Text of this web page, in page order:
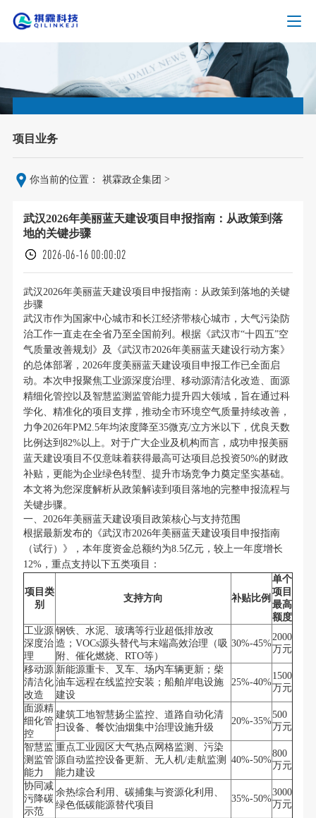
项目业务
你当前的位置： 祺霖政企集团 >
武汉2026年美丽蓝天建设项目申报指南：从政策到落
地的关键步骤
2026-06-16 00:00:02
武汉2026年美丽蓝天建设项目申报指南：从政策到落地的关键
步骤
武汉市作为国家中心城市和长江经济带核心城市，大气污染防
治工作一直走在全省乃至全国前列。根据《武汉市“十四五”空
气质量改善规划》及《武汉市2026年美丽蓝天建设行动方案》
的总体部署，2026年度美丽蓝天建设项目申报工作已全面启
动。本次申报聚焦工业源深度治理、移动源清洁化改造、面源
精细化管控以及智慧监测监管能力提升四大领域，旨在通过科
学化、精准化的项目支撑，推动全市环境空气质量持续改善，
力争2026年PM2.5年均浓度降至35微克/立方米以下，优良天数
比例达到82%以上。对于广大企业及机构而言，成功申报美丽
蓝天建设项目不仅意味着获得最高可达项目总投资50%的财政
补贴，更能为企业绿色转型、提升市场竞争力奠定坚实基础。
本文将为您深度解析从政策解读到项目落地的完整申报流程与
关键步骤。
一、2026年美丽蓝天建设项目政策核心与支持范围
根据最新发布的《武汉市2026年美丽蓝天建设项目申报指南
（试行）》，本年度资金总额约为8.5亿元，较上一年度增长
12%，重点支持以下五类项目：
项目类
别
支持方向 补贴比例
单个
项目
最高
额度
工业源
深度治
理
钢铁、水泥、玻璃等行业超低排放改
造；VOCs源头替代与末端高效治理（吸
附、催化燃烧、RTO等）
30%-45%
2000
万元
移动源
清洁化
改造
新能源重卡、叉车、场内车辆更新；柴
油车远程在线监控安装；船舶岸电设施
建设
25%-40%
1500
万元
面源精
细化管
控
建筑工地智慧扬尘监控、道路自动化清
扫设备、餐饮油烟集中治理设施升级
20%-35%
500
万元
智慧监
测监管
能力
重点工业园区大气热点网格监测、污染
源自动监控设备更新、无人机/走航监测
能力建设
40%-50%
800
万元
协同减
污降碳
示范
余热综合利用、碳捕集与资源化利用、
绿色低碳能源替代项目
35%-50%
3000
万元